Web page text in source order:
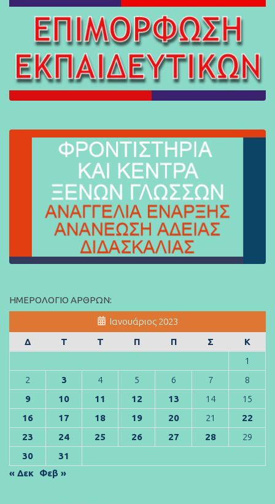
ΗΜΕΡΟΛΌΓΙΟ ΆΡΘΡΩΝ:
Ιανουάριος 2023
Δ
Τ Τ Π Π Σ
Κ
1
2
3 4 5 6 7
8
9
10 11 12 13 14
15
16
17 18 19 20 21
22
23
24 25 26 27 28
29
30
31
« Δεκ
Φεβ »